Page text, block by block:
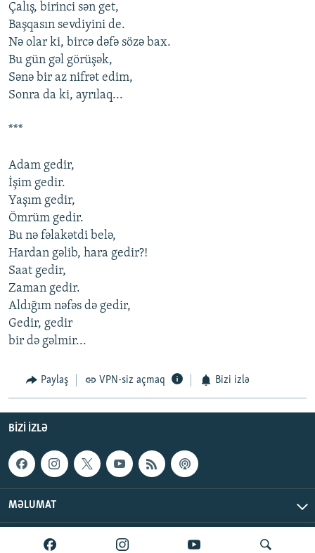
Çalış, birinci sən get,
Başqasın sevdiyini de.
Nə olar ki, bircə dəfə sözə bax.
Bu gün gəl görüşək,
Sənə bir az nifrət edim,
Sonra da ki, ayrılaq...
***
Adam gedir,
İşim gedir.
Yaşım gedir,
Ömrüm gedir.
Bu nə fəlakətdi belə,
Hardan gəlib, hara gedir?!
Saat gedir,
Zaman gedir.
Aldığım nəfəs də gedir,
Gedir, gedir
bir də gəlmir...
Paylaş VPN-siz açmaq Bizi izlə
BIZI IZLƏ
MƏLUMAT
AzadlıqRadiosu © 2026 Inc. | Bütün hüquqlar qorunur